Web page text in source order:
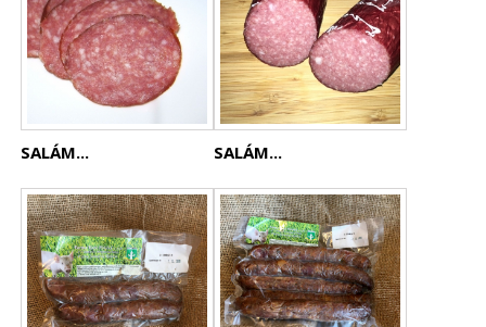
SALÁM... SALÁM...